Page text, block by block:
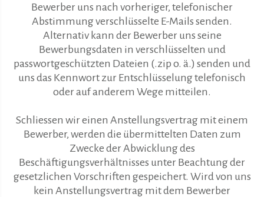
Bewerber uns nach vorheriger, telefonischer
Abstimmung verschlüsselte E-Mails senden.
Alternativ kann der Bewerber uns seine
Bewerbungsdaten in verschlüsselten und
passwortgeschützten Dateien (.zip o. ä.) senden und
uns das Kennwort zur Entschlüsselung telefonisch
oder auf anderem Wege mitteilen.
Schliessen wir einen Anstellungsvertrag mit einem
Bewerber, werden die übermittelten Daten zum
Zwecke der Abwicklung des
Beschäftigungsverhältnisses unter Beachtung der
gesetzlichen Vorschriften gespeichert. Wird von uns
kein Anstellungsvertrag mit dem Bewerber